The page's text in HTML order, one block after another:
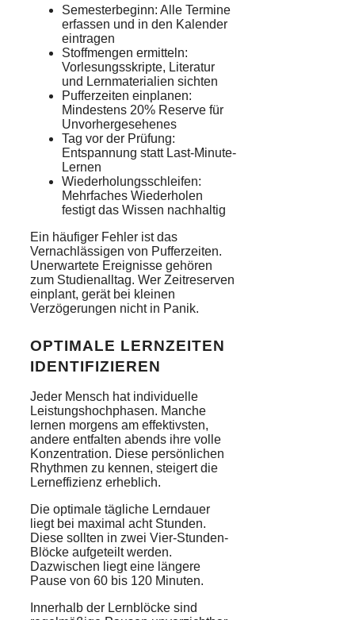
Semesterbeginn: Alle Termine
erfassen und in den Kalender
eintragen
Stoffmengen ermitteln:
Vorlesungsskripte, Literatur
und Lernmaterialien sichten
Pufferzeiten einplanen:
Mindestens 20% Reserve für
Unvorhergesehenes
Tag vor der Prüfung:
Entspannung statt Last-Minute-
Lernen
Wiederholungsschleifen:
Mehrfaches Wiederholen
festigt das Wissen nachhaltig
Ein häufiger Fehler ist das
Vernachlässigen von Pufferzeiten.
Unerwartete Ereignisse gehören
zum Studienalltag. Wer Zeitreserven
einplant, gerät bei kleinen
Verzögerungen nicht in Panik.
OPTIMALE LERNZEITEN
IDENTIFIZIEREN
Jeder Mensch hat individuelle
Leistungshochphasen. Manche
lernen morgens am effektivsten,
andere entfalten abends ihre volle
Konzentration. Diese persönlichen
Rhythmen zu kennen, steigert die
Lerneffizienz erheblich.
Die optimale tägliche Lerndauer
liegt bei maximal acht Stunden.
Diese sollten in zwei Vier-Stunden-
Blöcke aufgeteilt werden.
Dazwischen liegt eine längere
Pause von 60 bis 120 Minuten.
Innerhalb der Lernblöcke sind